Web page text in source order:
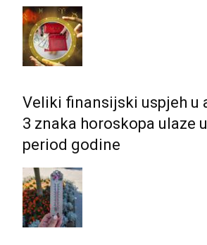
Veliki finansijski uspjeh u
3 znaka horoskopa ulaze
period godine